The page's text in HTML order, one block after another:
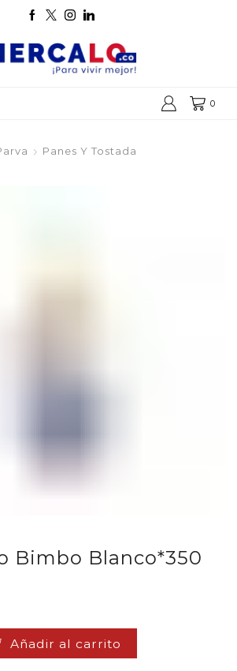
0
Panes Y Tostada
Bimbo Blanco*350
Añadir al carrito